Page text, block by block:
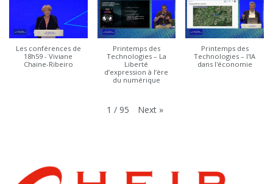
Les conférences de
18h59 - Viviane
Chaine-Ribeiro
Printemps des
Technologies – La
Liberté
d’expression à l’ère
du numérique
Printemps des
Technologies – l'IA
dans l'économie
1 / 95 Next »